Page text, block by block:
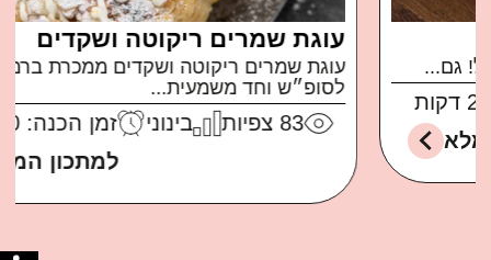
עוגת שמרים ריקוטה ושקדים
עוגת שמרים ריקוטה ושקדים ממכרת ברמות בול
לסופ״ש וחד משמעית...
צפיות בינוני
זמן הכנה: 30 דקות
למתכון המלא